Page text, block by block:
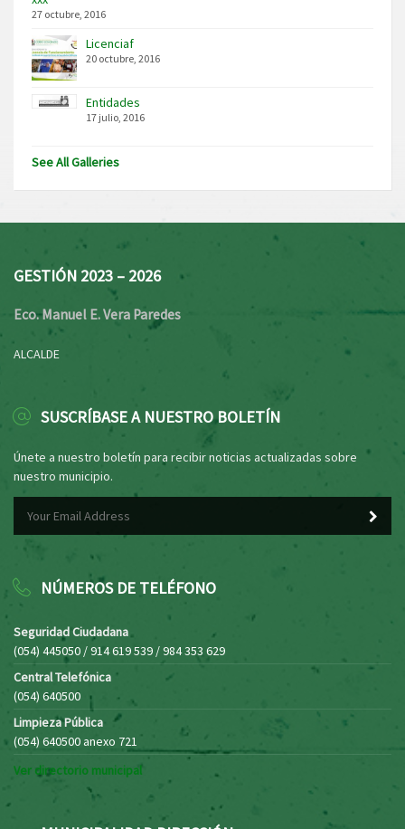
27 octubre, 2016
Licenciaf
20 octubre, 2016
Entidades
17 julio, 2016
See All Galleries
GESTIÓN 2023 – 2026
Eco. Manuel E. Vera Paredes
ALCALDE
SUSCRÍBASE A NUESTRO BOLETÍN
Únete a nuestro boletín para recibir noticias actualizadas sobre
nuestro municipio.
NÚMEROS DE TELÉFONO
Seguridad Ciudadana
(054) 445050 / 914 619 539 / 984 353 629
Central Telefónica
(054) 640500
Limpieza Pública
(054) 640500 anexo 721
Ver directorio municipal